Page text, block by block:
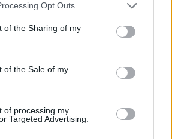
Opt Outs
of the Sharing of my
of the Sale of my
of processing my
Targeted Advertising.
της Πέμπτης 6 Αυγούστου
την εβδομάδα